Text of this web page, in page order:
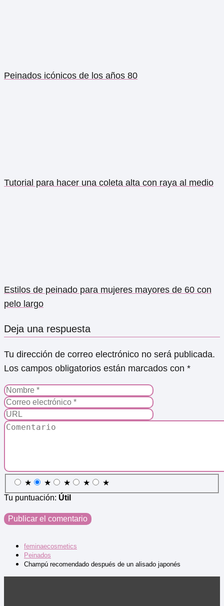
Peinados icónicos de los años 80
Tutorial para hacer una coleta alta con raya al medio
Estilos de peinado para mujeres mayores de 60 con
pelo largo
Deja una respuesta
Tu dirección de correo electrónico no será publicada.
Los campos obligatorios están marcados con *
★ ★ ★ ★
★
Tu puntuación: Útil
feminaecosmetics
Peinados
Champú recomendado después de un alisado japonés